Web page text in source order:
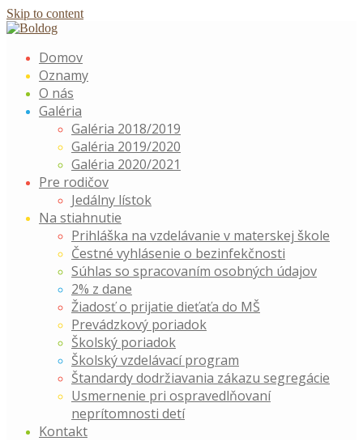
Skip to content
Domov
Oznamy
O nás
Galéria
Galéria 2018/2019
Galéria 2019/2020
Galéria 2020/2021
Pre rodičov
Jedálny lístok
Na stiahnutie
Prihláška na vzdelávanie v materskej škole
Čestné vyhlásenie o bezinfekčnosti
Súhlas so spracovaním osobných údajov
2% z dane
Žiadosť o prijatie dieťaťa do MŠ
Prevádzkový poriadok
Školský poriadok
Školský vzdelávací program
Štandardy dodržiavania zákazu segregácie
Usmernenie pri ospravedlňovaní
neprítomnosti detí
Kontakt